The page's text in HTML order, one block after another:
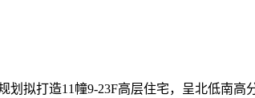
拟打造11幢9-23F高层住宅，呈北低南